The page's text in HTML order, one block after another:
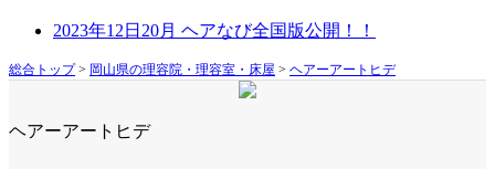
2023年12日20月 ヘアなび全国版公開！！
総合トップ> 岡山県の理容院・理容室・床屋 > ヘアーアートヒデ
ヘアーアートヒデ